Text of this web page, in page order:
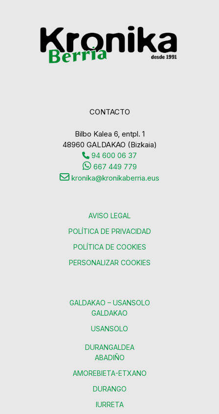
CONTACTO
Bilbo Kalea 6, entpl. 1
48960 GALDAKAO (Bizkaia)
94 600 06 37
667 449 779
kronika@kronikaberria.eus
AVISO LEGAL
POLÍTICA DE PRIVACIDAD
POLÍTICA DE COOKIES
PERSONALIZAR COOKIES
GALDAKAO – USANSOLO
GALDAKAO
USANSOLO
DURANGALDEA
ABADIÑO
AMOREBIETA-ETXANO
DURANGO
IURRETA